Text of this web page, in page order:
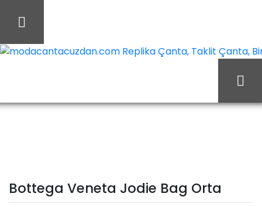
Bottega Veneta Jodie Bag Orta